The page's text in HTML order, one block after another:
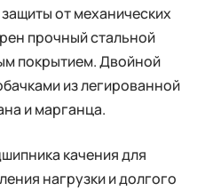
от механических
прочный стальной
покрытием. Двойной
из легированной
и марганца.
качения для
нагрузки и долгого